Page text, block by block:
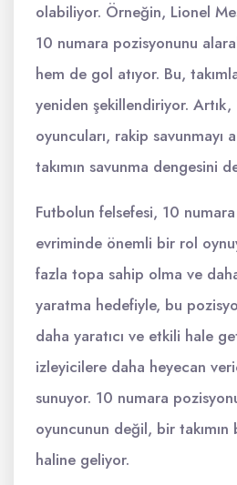
olabiliyor. Örneğin, Lionel
10 numara pozisyonunu
hem de gol atıyor. Bu,
yeniden şekillendiriyor.
oyuncuları, rakip savunmayı
takımın savunma dengesini
Futbolun felsefesi, 10
evriminde önemli bir rol
fazla topa sahip olma ve
yaratma hedefiyle, bu
daha yaratıcı ve etkili hale
izleyicilere daha heyecan
sunuyor. 10 numara
oyuncunun değil, bir takımın
haline geliyor.